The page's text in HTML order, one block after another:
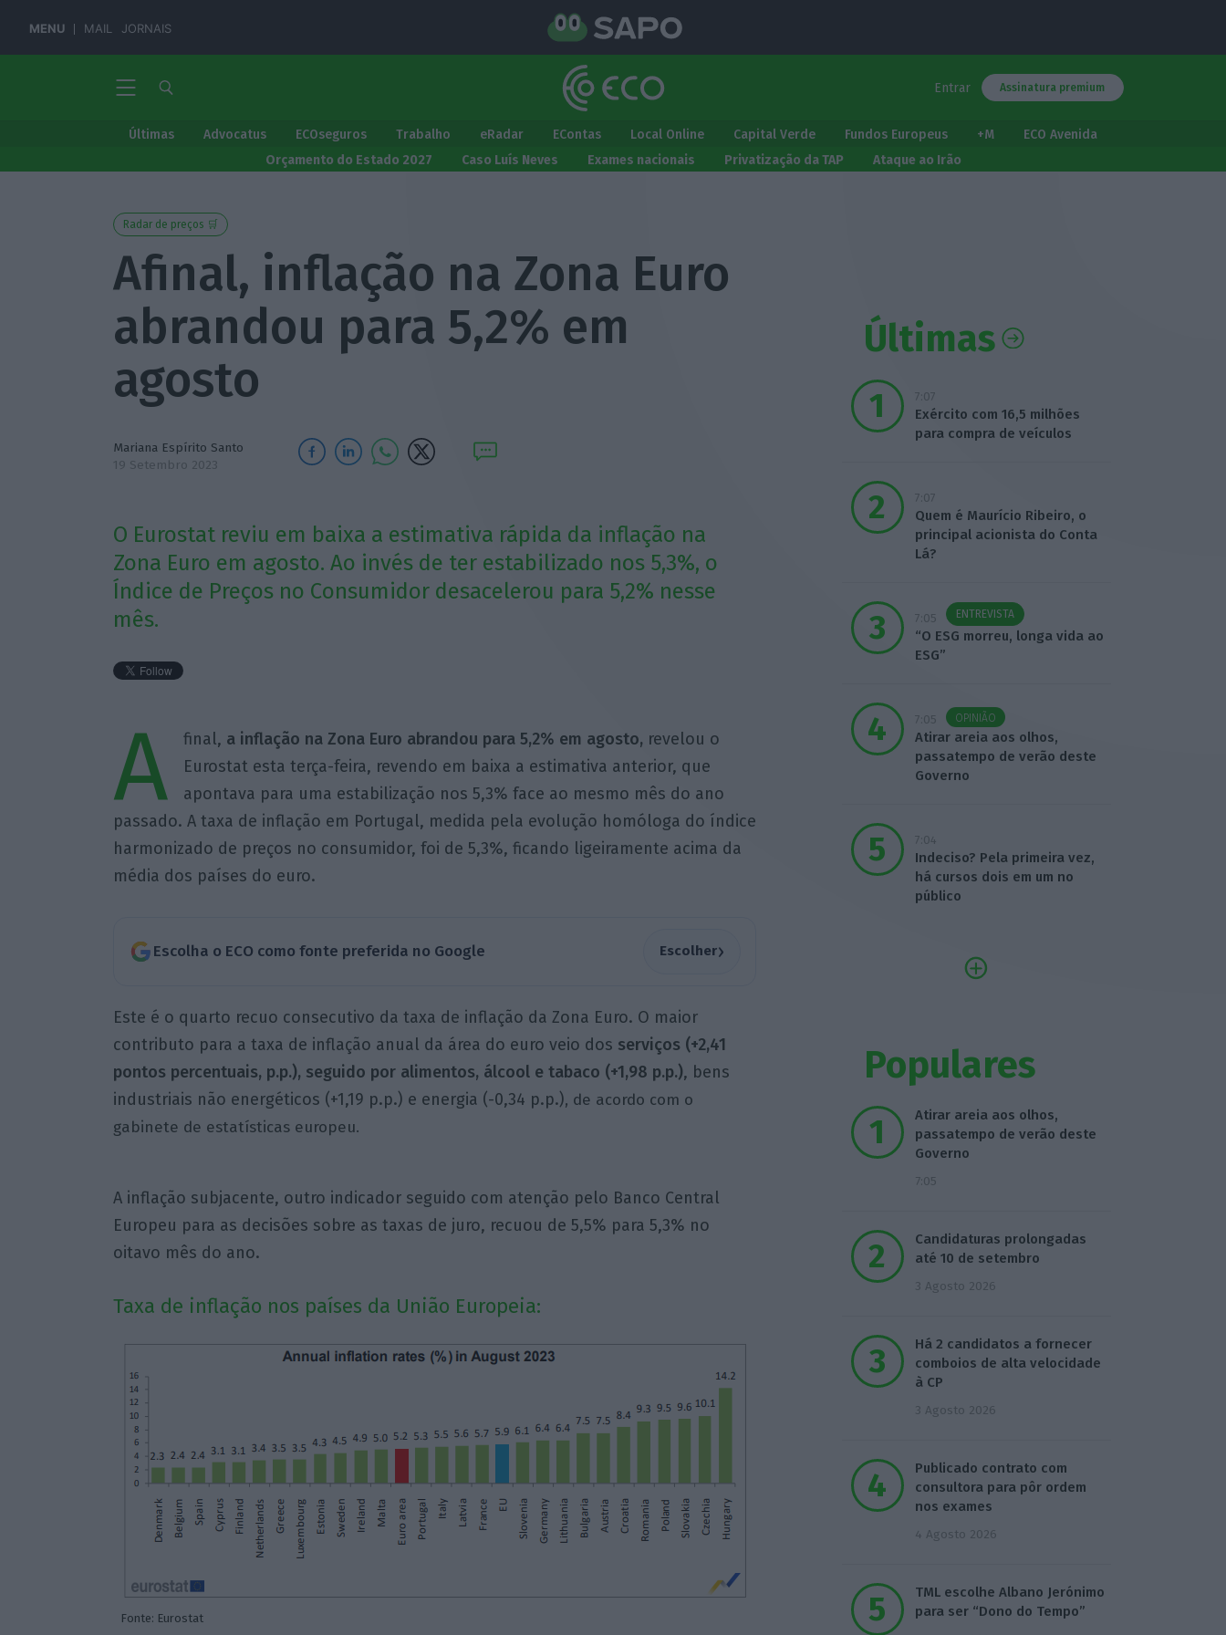
MENU MAIL JORNAIS
Entrar Assinatura premium
Últimas Advocatus ECOseguros Trabalho eRadar EContas Local Online Capital Verde Fundos Europeus +M
ECO Avenida
Orçamento do Estado 2027
Caso Luís Neves Exames nacionais Privatização da TAP Ataque ao Irão
Radar de preços 🛒
Afinal, inflação na Zona Euro
abrandou para 5,2% em
agosto
Mariana Espírito Santo
19 Setembro 2023
O Eurostat reviu em baixa a estimativa rápida da inflação na
Zona Euro em agosto. Ao invés de ter estabilizado nos 5,3%, o
Índice de Preços no Consumidor desacelerou para 5,2% nesse
mês.
A final, a inflação na Zona Euro abrandou para 5,2% em agosto, revelou o
Eurostat esta terça-feira, revendo em baixa a estimativa anterior, que
apontava para uma estabilização nos 5,3% face ao mesmo mês do ano
passado. A taxa de inflação em Portugal, medida pela evolução homóloga do índice
harmonizado de preços no consumidor, foi de 5,3%, ficando ligeiramente acima da
média dos países do euro.
Escolha o ECO como fonte preferida no Google Escolher›
Este é o quarto recuo consecutivo da taxa de inflação da Zona Euro. O maior
contributo para a taxa de inflação anual da área do euro veio dos serviços (+2,41
pontos percentuais, p.p.), seguido por alimentos, álcool e tabaco (+1,98 p.p.), bens
industriais não energéticos (+1,19 p.p.) e energia (-0,34 p.p.), de acordo com o
gabinete de estatísticas europeu.
A inflação subjacente, outro indicador seguido com atenção pelo Banco Central
Europeu para as decisões sobre as taxas de juro, recuou de 5,5% para 5,3% no
oitavo mês do ano.
Taxa de inflação nos países da União Europeia:
Fonte: Eurostat
Últimas
7:07
Exército com 16,5 milhões
para compra de veículos
7:07
Quem é Maurício Ribeiro, o
principal acionista do Conta
Lá?
7:05 ENTREVISTA
“O ESG morreu, longa vida ao
ESG”
7:05 OPINIÃO
Atirar areia aos olhos,
passatempo de verão deste
Governo
7:04
Indeciso? Pela primeira vez,
há cursos dois em um no
público
Populares
Atirar areia aos olhos,
passatempo de verão deste
Governo
7:05
Candidaturas prolongadas
até 10 de setembro
3 Agosto 2026
Há 2 candidatos a fornecer
comboios de alta velocidade
à CP
3 Agosto 2026
Publicado contrato com
consultora para pôr ordem
nos exames
4 Agosto 2026
TML escolhe Albano Jerónimo
para ser “Dono do Tempo”